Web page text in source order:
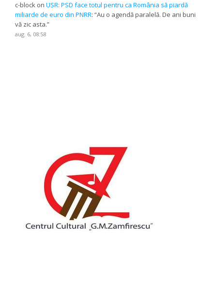
c-block onUSR: PSD face totul pentru ca România să piardă
miliarde de euro din PNRR: “Au o agendă paralelă. De ani buni
vă zic asta.”
aug. 6, 08:58